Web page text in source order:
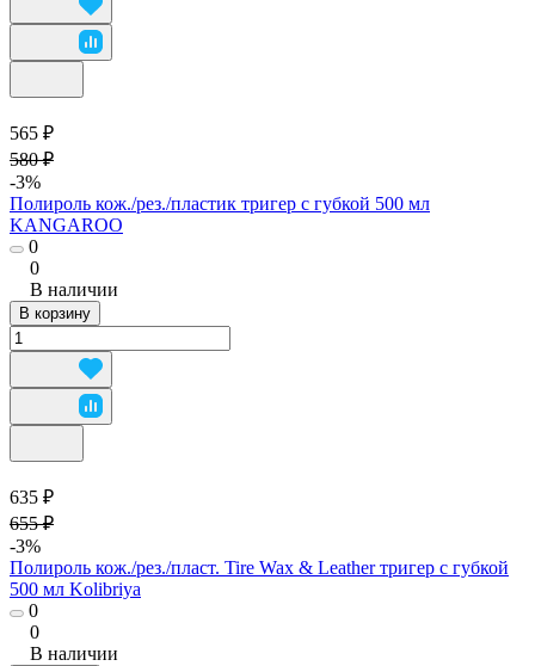
565 ₽
580 ₽
-3%
Полироль кож./рез./пластик тригер с губкой 500 мл
KANGAROO
0
0
В наличии
В корзину
635 ₽
655 ₽
-3%
Полироль кож./рез./пласт. Tire Wax & Leather тригер с губкой
500 мл Kolibriya
0
0
В наличии